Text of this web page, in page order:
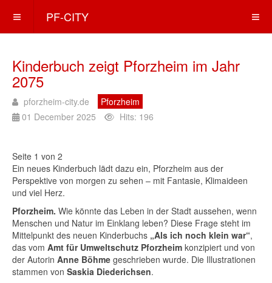
PF-CITY
Kinderbuch zeigt Pforzheim im Jahr
2075
pforzheim-city.de
Pforzheim
01 December 2025
Hits: 196
Seite 1 von 2
Ein neues Kinderbuch lädt dazu ein, Pforzheim aus der
Perspektive von morgen zu sehen – mit Fantasie, Klimaideen
und viel Herz.
Pforzheim. Wie könnte das Leben in der Stadt aussehen, wenn
Menschen und Natur im Einklang leben? Diese Frage steht im
Mittelpunkt des neuen Kinderbuchs „Als ich noch klein war“,
das vom Amt für Umweltschutz Pforzheim konzipiert und von
der Autorin Anne Böhme geschrieben wurde. Die Illustrationen
stammen von Saskia Diederichsen.